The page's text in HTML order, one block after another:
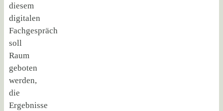
diesem
digitalen
Fachgespräch
soll
Raum
geboten
werden,
die
Ergebnisse